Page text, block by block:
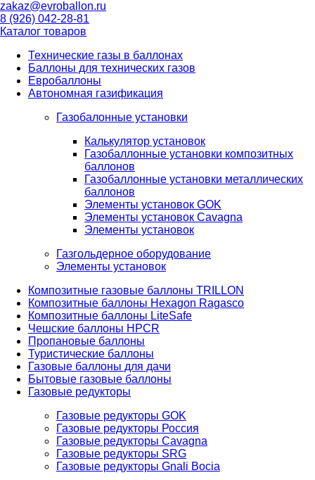
zakaz@evroballon.ru
8 (926) 042-28-81
Каталог товаров
Технические газы в баллонах
Баллоны для технических газов
Евробаллоны
Автономная газификация
Газобалонные установки
Калькулятор установок
Газобаллонные установки композитных
баллонов
Газобаллонные установки металлических
баллонов
Элементы установок GOK
Элементы установок Cavagna
Элементы установок
Газгольдерное оборудование
Элементы установок
Композитные газовые баллоны TRILLON
Композитные баллоны Hexagon Ragasco
Композитные баллоны LiteSafe
Чешские баллоны HPCR
Пропановые баллоны
Туристические баллоны
Газовые баллоны для дачи
Бытовые газовые баллоны
Газовые редукторы
Газовые редукторы GOK
Газовые редукторы Россия
Газовые редукторы Cavagna
Газовые редукторы SRG
Газовые редукторы Gnali Bocia